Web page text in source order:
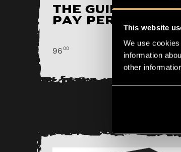
This website
We use
information
other
The Guild DARK –
pay per 2
9600